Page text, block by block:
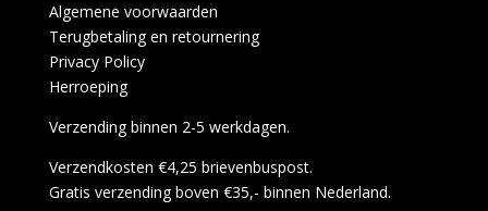
Algemene voorwaarden
Terugbetaling en retournering
Privacy Policy
Herroeping
Verzending binnen 2-5 werkdagen.
Verzendkosten €4,25 brievenbuspost.
Gratis verzending boven €35,- binnen Nederland.